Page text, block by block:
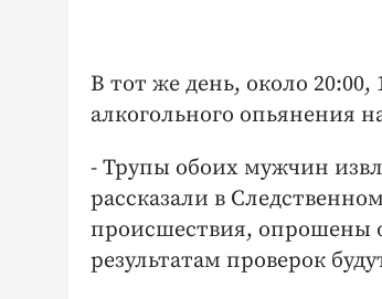
В тот же день, около
алкогольного опьянения
- Трупы обоих мужчин
рассказали в
происшествия, опрошены
результатам проверок